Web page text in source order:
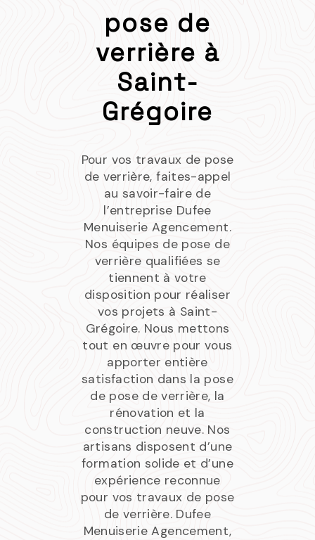
pose de
verrière à
Saint-
Grégoire
Pour vos travaux de pose
de verrière, faites-appel
au savoir-faire de
l’entreprise Dufee
Menuiserie Agencement.
Nos équipes de pose de
verrière qualifiées se
tiennent à votre
disposition pour réaliser
vos projets à Saint-
Grégoire. Nous mettons
tout en œuvre pour vous
apporter entière
satisfaction dans la pose
de pose de verrière, la
rénovation et la
construction neuve. Nos
artisans disposent d’une
formation solide et d’une
expérience reconnue
pour vos travaux de pose
de verrière. Dufee
Menuiserie Agencement,